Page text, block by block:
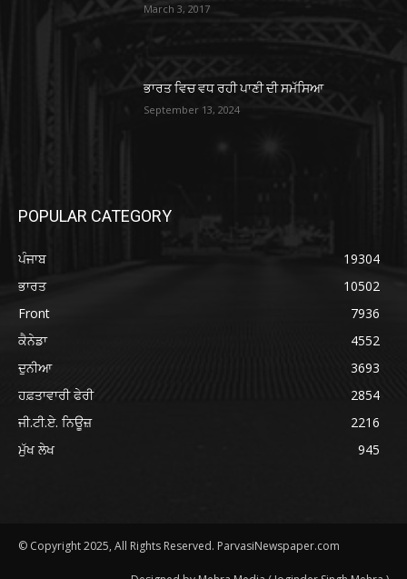
March 3, 2017
ਭਾਰਤ ਵਿਚ ਵਧ ਰਹੀ ਪਾਣੀ ਦੀ ਸਮੱਸਿਆ
September 13, 2024
POPULAR CATEGORY
ਪੰਜਾਬ
19304
ਭਾਰਤ
10502
Front
7936
ਕੈਨੇਡਾ
4552
ਦੁਨੀਆ
3693
ਹਫ਼ਤਾਵਾਰੀ ਫੇਰੀ
2854
ਜੀ.ਟੀ.ਏ. ਨਿਊਜ਼
2216
ਮੁੱਖ ਲੇਖ
945
© Copyright 2025, All Rights Reserved. ParvasiNewspaper.com